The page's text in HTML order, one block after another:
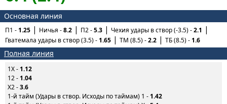
Основная линия
П1 -1.25 Ничья -8.2 П2 -5.3 Чехия удары в створ (-3.5) -2.1
Гватемала удары в створ (3.5) -1.65 ТМ (8.5) -2.2 ТБ (8.5) -1.6
Полная линия
1X - 1.12
12 - 1.04
X2 -3.6
1-й тайм (Удары в створ. Исходы по таймам) 1 - 1.42